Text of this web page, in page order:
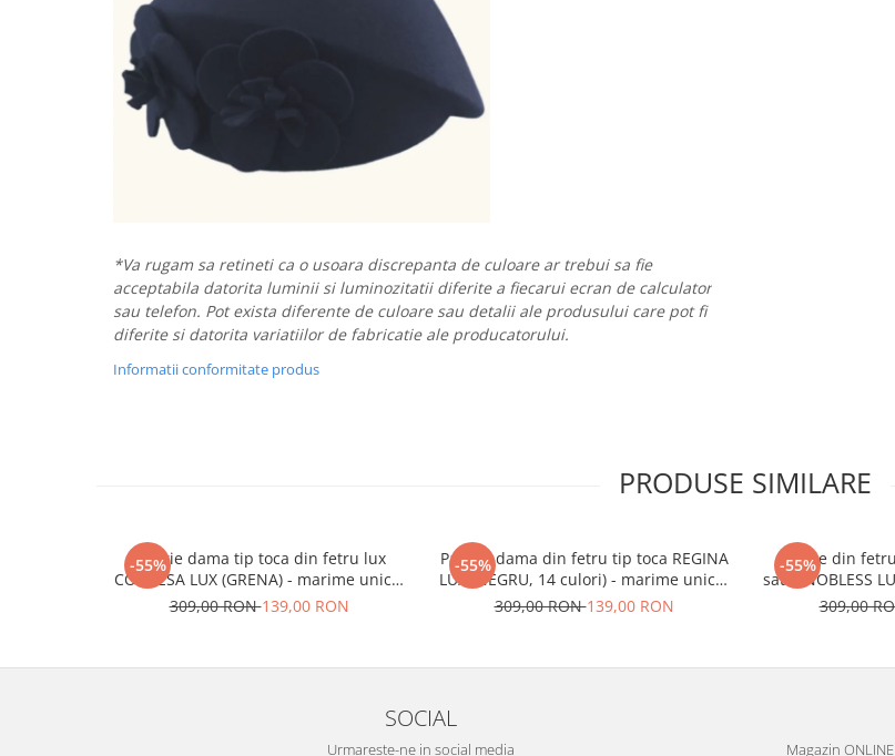
*Va rugam sa retineti ca o usoara discrepanta de culoare ar trebui sa fie
acceptabila datorita luminii si luminozitatii diferite a fiecarui ecran de calculator
sau telefon. Pot exista diferente de culoare sau detalii ale produsului care pot fi
diferite si datorita variatiilor de fabricatie ale producatorului.
Informatii conformitate produs
PRODUSE SIMILARE
-55%
Palarie dama tip toca din fetru lux
CONTESA LUX (GRENA) - marime unica,
reglabila
309,00 RON139,00 RON
-55%
Palarie dama din fetru tip toca REGINA
LUX (NEGRU, 14 culori) - marime unica,
reglabila
309,00 RON139,00 RON
-55%
Palarie din
satin NOBLESS
309,00
SOCIAL
Urmareste-ne in social media Magazin